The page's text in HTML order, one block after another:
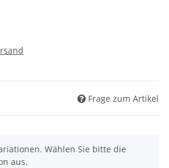
Frage zum Artikel
Wählen Sie bitte die
aus.